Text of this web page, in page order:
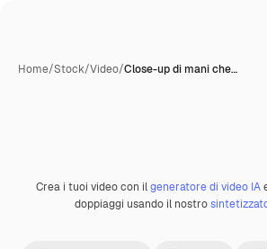
Home/Stock/Video/Close-up di mani che…
Premium
Crea i tuoi video con ilgeneratore di video IA
doppiaggi usando il nostro